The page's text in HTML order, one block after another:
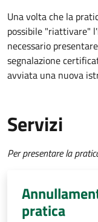
Una volta che la
possibile "riattivare"
necessario
segnalazione
avviata una nuova
Servizi
Per presentare la
pratica